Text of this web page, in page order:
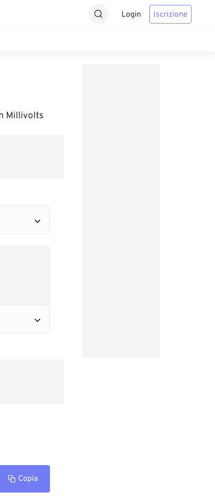
Login Iscrizione
Millivolts
Copia